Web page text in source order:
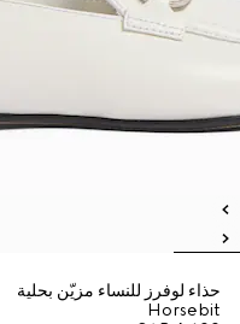
حذاء لوفرز للنساء مزيّن بحلية
Horsebit